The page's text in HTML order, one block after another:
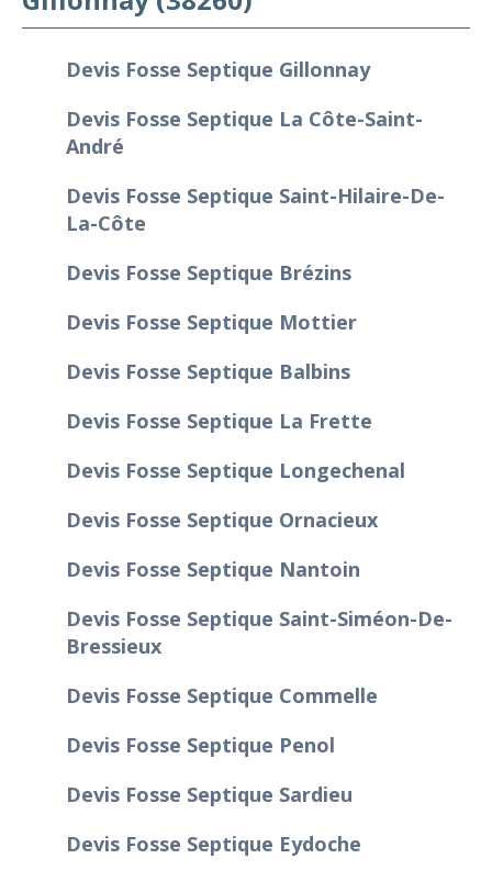
Devis Fosse Septique Gillonnay
Devis Fosse Septique La Côte-Saint-
André
Devis Fosse Septique Saint-Hilaire-De-
La-Côte
Devis Fosse Septique Brézins
Devis Fosse Septique Mottier
Devis Fosse Septique Balbins
Devis Fosse Septique La Frette
Devis Fosse Septique Longechenal
Devis Fosse Septique Ornacieux
Devis Fosse Septique Nantoin
Devis Fosse Septique Saint-Siméon-De-
Bressieux
Devis Fosse Septique Commelle
Devis Fosse Septique Penol
Devis Fosse Septique Sardieu
Devis Fosse Septique Eydoche